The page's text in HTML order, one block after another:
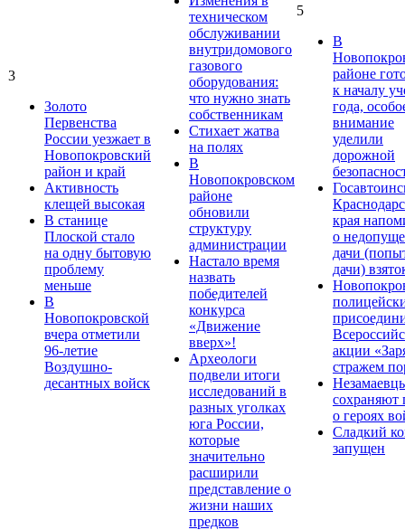
3
Золото
Первенства
России уезжает в
Новопокровский
район и край
Активность
клещей высокая
В станице
Плоской стало
на одну бытовую
проблему
меньше
В
Новопокровской
вчера отметили
96-летие
Воздушно-
десантных войск
техническом
обслуживании
внутридомового
газового
оборудования:
что нужно знать
собственникам
Стихает жатва
на полях
В
Новопокровском
районе
обновили
структуру
администрации
Настало время
назвать
победителей
конкурса
«Движение
вверх»!
Археологи
подвели итоги
исследований в
разных уголках
юга России,
которые
значительно
расширили
представление о
жизни наших
предков
5
В
районе
к началу
года,
внимание
уделили
дорожной
края
о
дачи
дачи)
акции
стражем
сохраняют
о героях
Сладкий
запущен